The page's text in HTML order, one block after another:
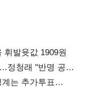
발윳값 1909원
정청래 "반명 공세
는 추가투표